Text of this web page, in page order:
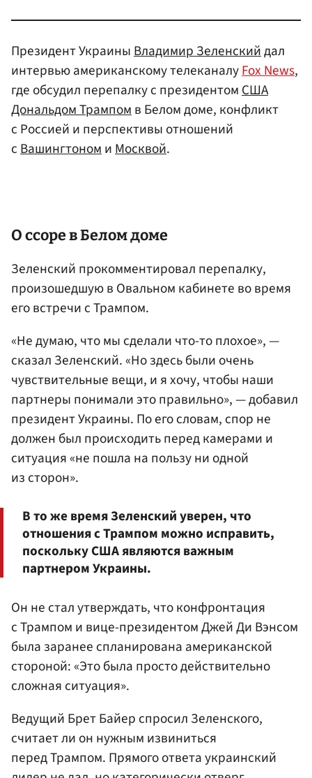
Президент УкраиныВладимир Зеленскийдал
интервью американскому телеканалуFox News,
где обсудил перепалку с президентомСША
Дональдом Трампомв Белом доме, конфликт
с Россией и перспективы отношений
сВашингтономиМосквой.
О ссоре в Белом доме
Зеленский прокомментировал перепалку,
произошедшую в Овальном кабинете во время
его встречи с Трампом.
«Не думаю, что мы сделали что-то плохое», —
сказал Зеленский. «Но здесь были очень
чувствительные вещи, и я хочу, чтобы наши
партнеры понимали это правильно», — добавил
президент Украины. По его словам, спор не
должен был происходить перед камерами и
ситуация «не пошла на пользу ни одной
из сторон».
В то же время Зеленский уверен, что
отношения с Трампом можно исправить,
поскольку США являются важным
партнером Украины.
Он не стал утверждать, что конфронтация
с Трампом и вице-президентом Джей Ди Вэнсом
была заранее спланирована американской
стороной: «Это была просто действительно
сложная ситуация».
Ведущий Брет Байер спросил Зеленского,
считает ли он нужным извиниться
перед Трампом. Прямого ответа украинский